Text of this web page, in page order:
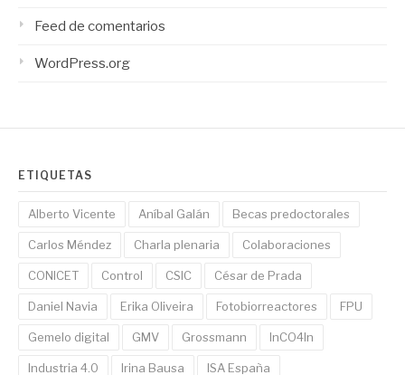
Feed de comentarios
WordPress.org
ETIQUETAS
Alberto Vicente Aníbal Galán Becas predoctorales
Carlos Méndez Charla plenaria Colaboraciones
CONICET Control CSIC César de Prada
Daniel Navia Erika Oliveira Fotobiorreactores FPU
Gemelo digital GMV Grossmann InCO4In
Industria 4.0 Irina Bausa ISA España